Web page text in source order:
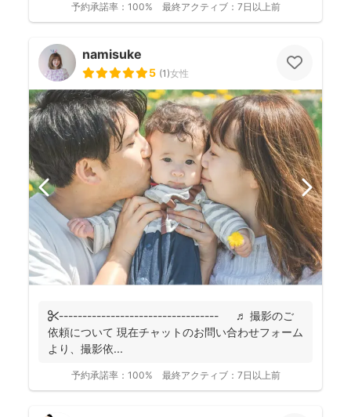
予約承諾率： 100% 最終アクティブ： 7日以上前
namisuke
5 (1)女性
✄---------------------------------- ♬ 撮影のご
依頼について 現在チャットのお問い合わせフォーム
より、撮影依...
予約承諾率： 100% 最終アクティブ： 7日以上前